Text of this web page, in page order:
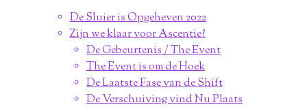
De Sluier is Opgeheven 2022
Zijn we klaar voor Ascentie?
De Gebeurtenis / The Event
The Event is om de Hoek
De Laatste Fase van de Shift
De Verschuiving vind Nu Plaats